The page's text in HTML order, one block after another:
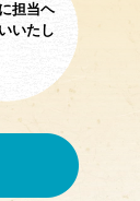
担当ヘ
いたし